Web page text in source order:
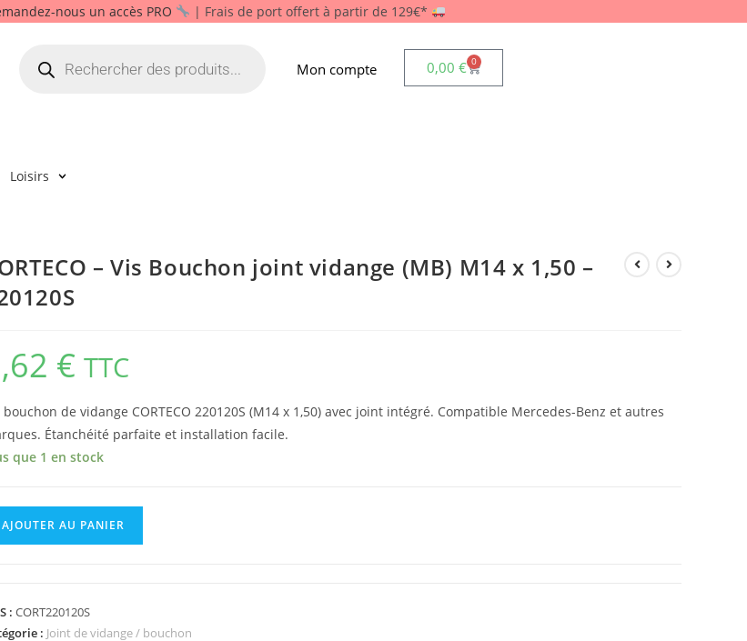
nous un accès PRO | Frais de port offert à partir de 129€*
Mon compte 0,00 € 0
Loisirs
– Vis Bouchon joint vidange (MB) M14 x 1,50 –
€ TTC
bouchon de vidange CORTECO 220120S (M14 x 1,50) avec joint intégré. Compatible Mercedes-Benz et autres
Étanchéité parfaite et installation facile.
que 1 en stock
AJOUTER AU PANIER
: CORT220120S
: Joint de vidange / bouchon